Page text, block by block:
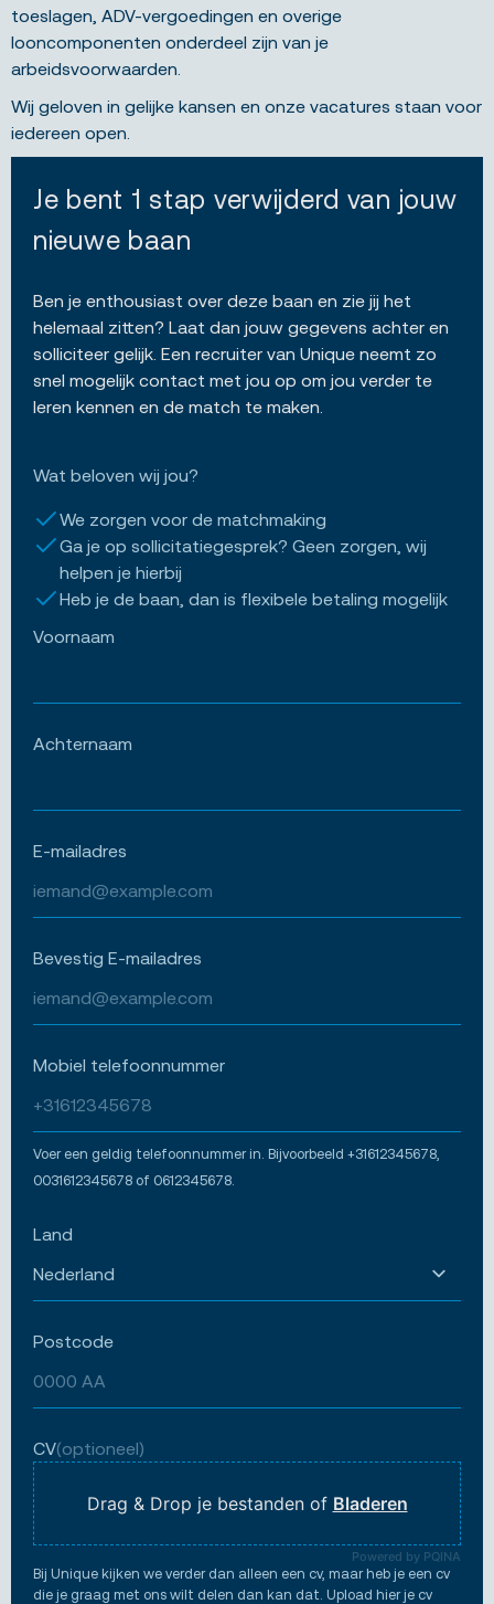
toeslagen, ADV-vergoedingen en overige
looncomponenten onderdeel zijn van je
arbeidsvoorwaarden.
Wij geloven in gelijke kansen en onze vacatures staan voor
iedereen open.
Je bent 1 stap verwijderd van jouw
nieuwe baan
Ben je enthousiast over deze baan en zie jij het
helemaal zitten? Laat dan jouw gegevens achter en
solliciteer gelijk. Een recruiter van Unique neemt zo
snel mogelijk contact met jou op om jou verder te
leren kennen en de match te maken.
Wat beloven wij jou?
We zorgen voor de matchmaking
Ga je op sollicitatiegesprek? Geen zorgen, wij
helpen je hierbij
Heb je de baan, dan is flexibele betaling mogelijk
Voornaam
Achternaam
E-mailadres
Bevestig E-mailadres
Mobiel telefoonnummer
Voer een geldig telefoonnummer in. Bijvoorbeeld +31612345678,
0031612345678 of 0612345678.
Land
Postcode
CV(optioneel)
Powered by PQINA
Drag & Drop je bestanden of Bladeren
Bij Unique kijken we verder dan alleen een cv, maar heb je een cv
die je graag met ons wilt delen dan kan dat. Upload hier je cv